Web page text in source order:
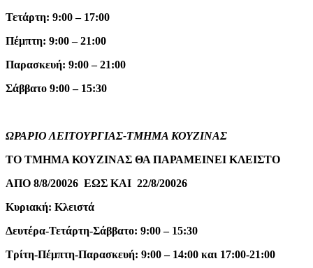
Τετάρτη: 9:00 – 17:00
Πέμπτη: 9:00 – 21:00
Παρασκευή: 9:00 – 21:00
Σάββατο 9:00 – 15:30
ΩΡΑΡΙΟ ΛΕΙΤΟΥΡΓΙΑΣ-ΤΜΗΜΑ ΚΟΥΖΙΝΑΣ
ΤΟ ΤΜΗΜΑ ΚΟΥΖΙΝΑΣ ΘΑ ΠΑΡΑΜΕΙΝΕΙ ΚΛΕΙΣΤΟ
ΑΠΟ 8/8/20026 ΕΩΣ ΚΑΙ 22/8/20026
Κυριακή: Κλειστά
Δευτέρα-Τετάρτη-Σάββατο: 9:00 – 15:30
Τρίτη-Πέμπτη-Παρασκευή: 9:00 – 14:00 και 17:00-21:00